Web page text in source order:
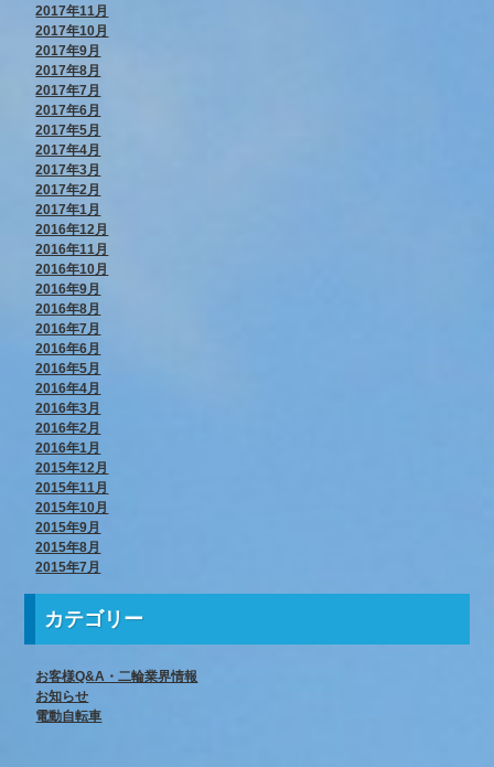
2017年11月
2017年10月
2017年9月
2017年8月
2017年7月
2017年6月
2017年5月
2017年4月
2017年3月
2017年2月
2017年1月
2016年12月
2016年11月
2016年10月
2016年9月
2016年8月
2016年7月
2016年6月
2016年5月
2016年4月
2016年3月
2016年2月
2016年1月
2015年12月
2015年11月
2015年10月
2015年9月
2015年8月
2015年7月
カテゴリー
お客様Q&A・二輪業界情報
お知らせ
電動自転車